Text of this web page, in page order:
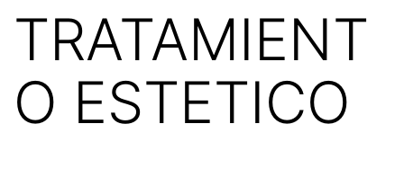
TRATAMIENT
O ESTETICO